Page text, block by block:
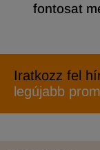
fontosat
Iratkozz fel
legújabb